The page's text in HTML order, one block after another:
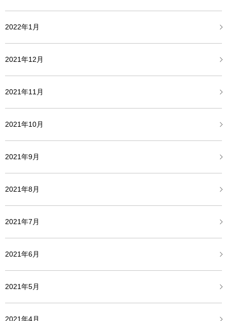
2022年1月
2021年12月
2021年11月
2021年10月
2021年9月
2021年8月
2021年7月
2021年6月
2021年5月
2021年4月